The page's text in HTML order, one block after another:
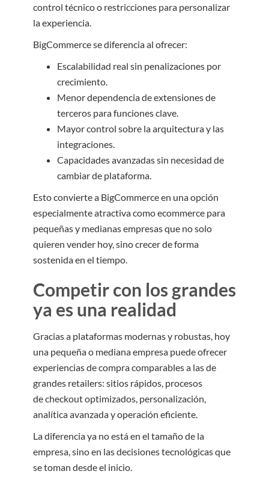
control técnico o restricciones para personalizar
la experiencia.
BigCommerce se diferencia al ofrecer:
Escalabilidad real sin penalizaciones por
crecimiento.
Menor dependencia de extensiones de
terceros para funciones clave.
Mayor control sobre la arquitectura y las
integraciones.
Capacidades avanzadas sin necesidad de
cambiar de plataforma.
Esto convierte a BigCommerce en una opción
especialmente atractiva como ecommerce para
pequeñas y medianas empresas que no solo
quieren vender hoy, sino crecer de forma
sostenida en el tiempo.
Competir con los grandes
ya es una realidad
Gracias a plataformas modernas y robustas, hoy
una pequeña o mediana empresa puede ofrecer
experiencias de compra comparables a las de
grandes retailers: sitios rápidos, procesos
de checkout optimizados, personalización,
analítica avanzada y operación eficiente.
La diferencia ya no está en el tamaño de la
empresa, sino en las decisiones tecnológicas que
se toman desde el inicio.